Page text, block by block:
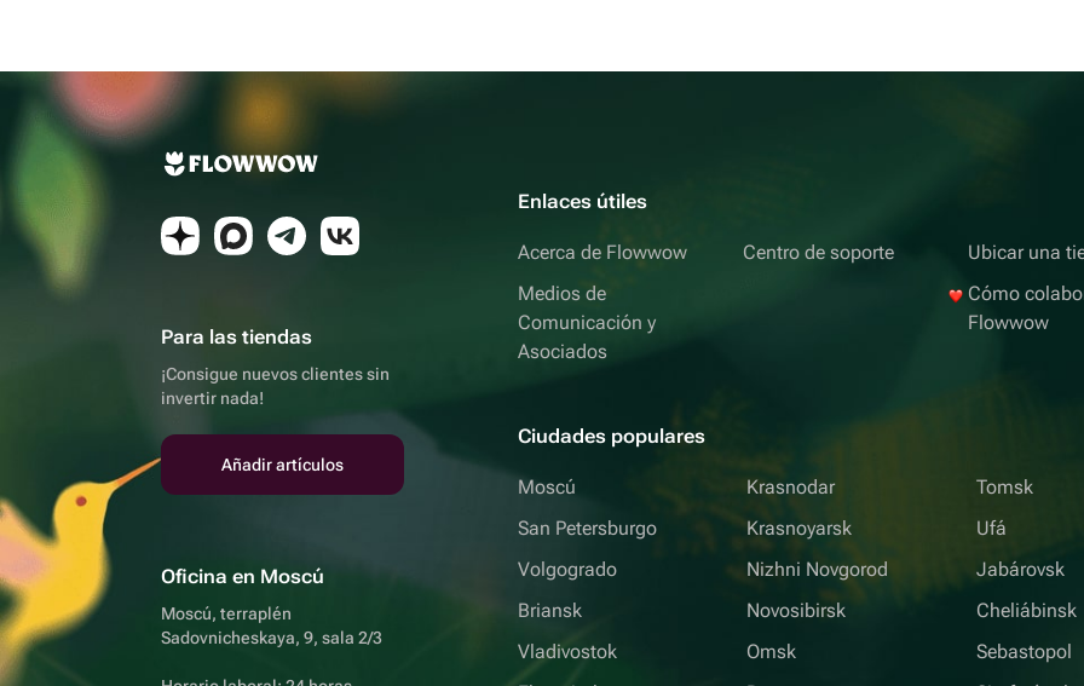
Para las tiendas
¡Consigue nuevos clientes sin
invertir nada!
Añadir artículos
Oficina en Moscú
Moscú, terraplén
Sadovnicheskaya, 9, sala 2/3
Enlaces útiles
Acerca de Flowwow
Medios de
Comunicación y
Asociados
Centro de soporte
Ubicar una
Cómo
Flowwow
Ciudades populares
Moscú
San Petersburgo
Volgogrado
Briansk
Vladivostok
Krasnodar
Krasnoyarsk
Nizhni Novgorod
Novosibirsk
Omsk
Tomsk
Ufá
Jabárovsk
Cheliábinsk
Sebastopol